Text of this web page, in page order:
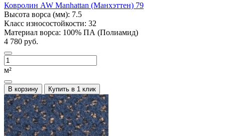
Ковролин AW Manhattan (Манхэттен) 79
Высота ворса (мм): 7.5
Класс износостойкости: 32
Материал ворса: 100% ПА (Полиамид)
4 780 руб.
м²
В корзину Купить в 1 клик